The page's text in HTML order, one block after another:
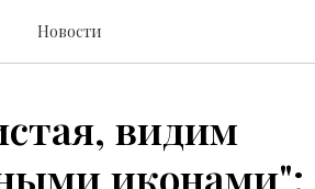
Новости
видим
иконами":